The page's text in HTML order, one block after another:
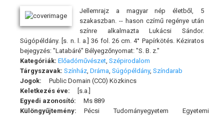
Jellemrajz a magyar nép életből, 5
szakaszban. -- hason czímű regénye után
színre alkalmazta Lukácsi Sándor.
Súgópéldány. [s. n. l. a.] 36 fol. 26 cm. 4° Papírkötés. Kéziratos
bejegyzés: "Latabáré" Bélyegzőnyomat: "S. B. z."
Kategóriák: Előadóművészet Szépirodalom
Tárgyszavak: Színház Dráma Súgópéldány, Színdarab
Jogok:
Public Domain (CC0) Közkincs
Keletkezés éve:
[s.a.]
Egyedi azonosító:
Ms 889
Különgyűjtemény:
Pécsi Tudományegyetem Egyetemi